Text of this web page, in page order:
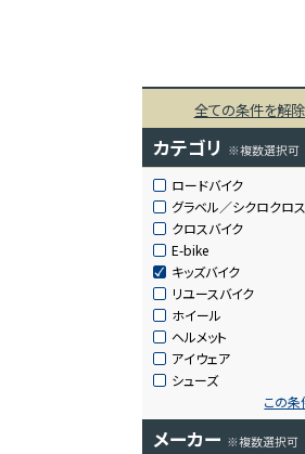
全ての条件を解
カテゴリ ※複数選択可
ロードバイク
グラベル／シクロクロ
クロスバイク
E-bike
キッズバイク
リユースバイク
ホイール
ヘルメット
アイウェア
シューズ
この条
メーカー ※複数選択可